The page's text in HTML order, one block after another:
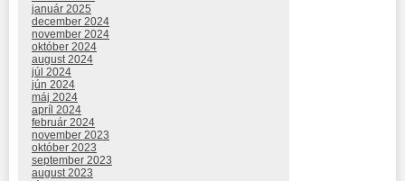
január 2025
december 2024
november 2024
október 2024
august 2024
júl 2024
jún 2024
máj 2024
apríl 2024
február 2024
november 2023
október 2023
september 2023
august 2023